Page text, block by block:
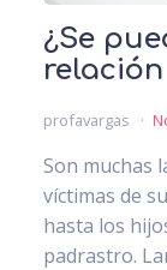
¿Se
profavargas
Son muchas
víctimas de
hasta los
padrastro.